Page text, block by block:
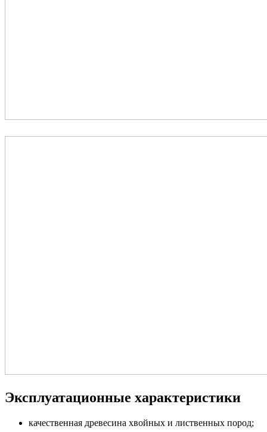
Эксплуатационные характеристики
качественная древесина хвойных и лиственных пород;